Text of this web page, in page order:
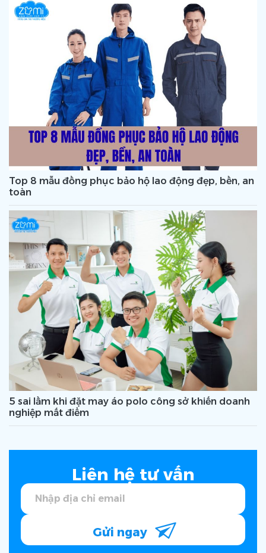
Top 8 mẫu đồng phục bảo hộ lao động đẹp, bền, an
toàn
5 sai lầm khi đặt may áo polo công sở khiến doanh
nghiệp mất điểm
Liên hệ tư vấn
Gửi ngay